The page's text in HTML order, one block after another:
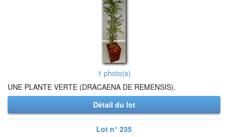
1 photo(s)
UNE PLANTE VERTE (DRACAENA DE REMENSIS).
Détail du lot
Lot n° 235